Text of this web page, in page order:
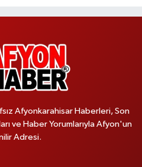
Afyonkarahisar Haberleri, Son
ve Haber Yorumlarıyla Afyon'un
Adresi.